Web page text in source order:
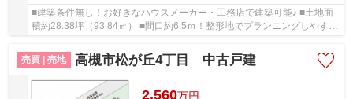
■建築条件無し！お好きなハウスメーカー・工務店で建築可能♪ ■土地面
積約28.38坪（93.84㎡） ■間口約6.5ｍ！整形地でプランニングしやすい
土地 ■現況古家有・更地渡し♪ ■最寄り「松が...
売買 | 売地
高槻市松が丘4丁目 中古戸建
2,560万円